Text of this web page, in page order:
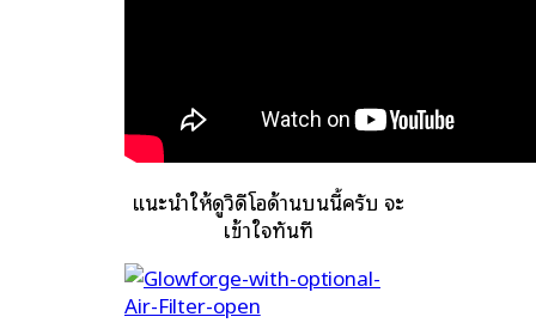
แนะนำให้ดูวิดีโอด้านบนนี้ครับ จะ
เข้าใจทันที